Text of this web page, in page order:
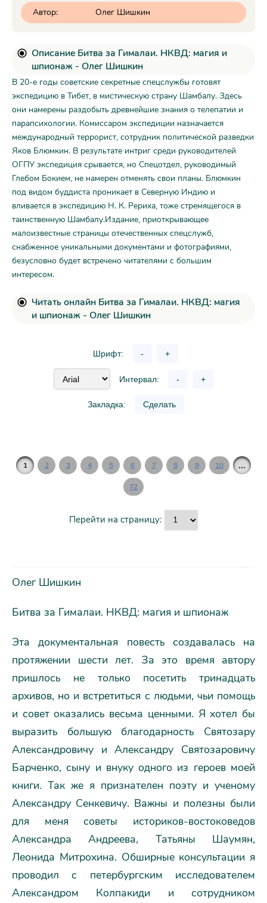
Автор:
Олег Шишкин
Описание Битва за Гималаи. НКВД: магия и
шпионаж - Олег Шишкин
В 20-е годы советские секретные спецслужбы готовят
экспедицию в Тибет, в мистическую страну Шамбалу. Здесь
они намерены раздобыть древнейшие знания о телепатии и
парапсихологии. Комиссаром экспедиции назначается
международный террорист, сотрудник политической разведки
Яков Блюмкин. В результате интриг среди руководителей
ОГПУ экспедиция срывается, но Спецотдел, руководимый
Глебом Бокием, не намерен отменять свои планы. Блюмкин
под видом буддиста проникает в Северную Индию и
вливается в экспедицию Н. К. Рериха, тоже стремящегося в
таинственную Шамбалу.Издание, приоткрывающее
малоизвестные страницы отечественных спецслужб,
снабженное уникальными документами и фотографиями,
безусловно будет встречено читателями с большим
интересом.
Читать онлайн Битва за Гималаи. НКВД: магия
и шпионаж - Олег Шишкин
Шрифт: - +
Интервал: - +
Закладка: Сделать
1 2 3 4 5 6 7 8 9 10 ...
72
Перейти на страницу:
Олег Шишкин
Битва за Гималаи. НКВД: магия и шпионаж
Эта документальная повесть создавалась на
протяжении шести лет. За это время автору
пришлось не только посетить тринадцать
архивов, но и встретиться с людьми, чьи помощь
и совет оказались весьма ценными. Я хотел бы
выразить большую благодарность Святозару
Александровичу и Александру Святозаровичу
Барченко, сыну и внуку одного из героев моей
книги. Так же я признателен поэту и ученому
Александру Сенкевичу. Важны и полезны были
для меня советы историков-востоковедов
Александра Андреева, Татьяны Шаумян,
Леонида Митрохина. Обширные консультации я
проводил с петербургским исследователем
Александром Колпакиди и сотрудником